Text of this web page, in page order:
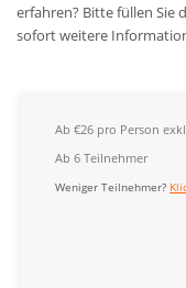
erfahren? Bitte füllen Sie
sofort weitere
Ab €26 pro Person
Ab 6 Teilnehmer
Weniger Teilnehmer?